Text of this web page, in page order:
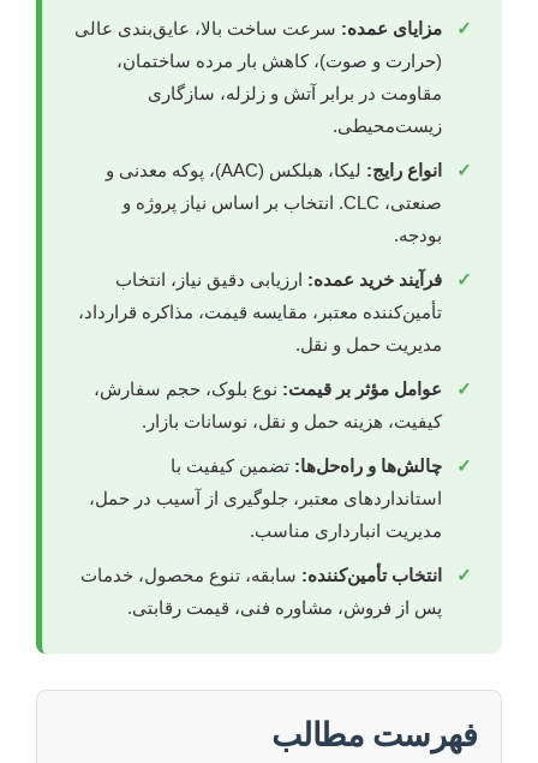
✓ مزایای عمده: سرعت ساخت بالا، عایق‌بندی عالی
(حرارت و صوت)، کاهش بار مرده ساختمان،
مقاومت در برابر آتش و زلزله، سازگاری
زیست‌محیطی.
✓ انواع رایج:
لیکا، هبلکس (AAC)، پوکه معدنی و
صنعتی، CLC. انتخاب بر اساس نیاز پروژه و
بودجه.
✓ فرآیند خرید عمده: ارزیابی دقیق نیاز، انتخاب
تأمین‌کننده معتبر، مقایسه قیمت، مذاکره قرارداد،
مدیریت حمل و نقل.
✓ عوامل مؤثر بر قیمت: نوع بلوک، حجم سفارش،
کیفیت، هزینه حمل و نقل، نوسانات بازار.
✓ چالش‌ها و راه‌حل‌ها: تضمین کیفیت با
استانداردهای معتبر، جلوگیری از آسیب در حمل،
مدیریت انبارداری مناسب.
✓ انتخاب تأمین‌کننده: سابقه، تنوع محصول، خدمات
پس از فروش، مشاوره فنی، قیمت رقابتی.
فهرست مطالب